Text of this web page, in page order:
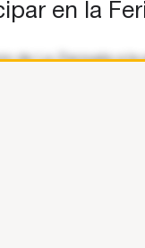
en la
de La Zarzuela a